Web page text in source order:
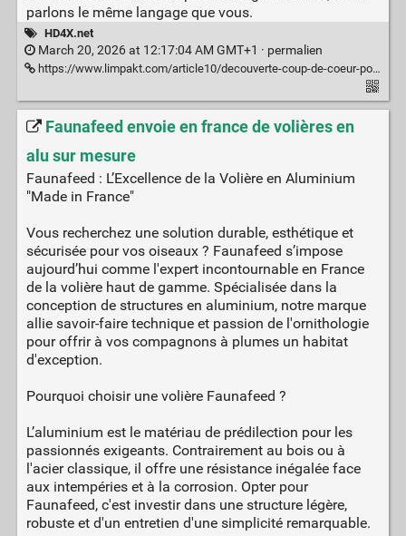
parlons le même langage que vous.
HD4X.net
March 20, 2026 at 12:17:04 AM GMT+1 · permalien
https://www.limpakt.com/article10/decouverte-coup-de-coeur-pour-hd4x-net
Faunafeed envoie en france de volières en
alu sur mesure
Faunafeed : L’Excellence de la Volière en Aluminium
"Made in France"
Vous recherchez une solution durable, esthétique et
sécurisée pour vos oiseaux ? Faunafeed s’impose
aujourd’hui comme l'expert incontournable en France
de la volière haut de gamme. Spécialisée dans la
conception de structures en aluminium, notre marque
allie savoir-faire technique et passion de l'ornithologie
pour offrir à vos compagnons à plumes un habitat
d'exception.
Pourquoi choisir une volière Faunafeed ?
L’aluminium est le matériau de prédilection pour les
passionnés exigeants. Contrairement au bois ou à
l'acier classique, il offre une résistance inégalée face
aux intempéries et à la corrosion. Opter pour
Faunafeed, c'est investir dans une structure légère,
robuste et d'un entretien d'une simplicité remarquable.